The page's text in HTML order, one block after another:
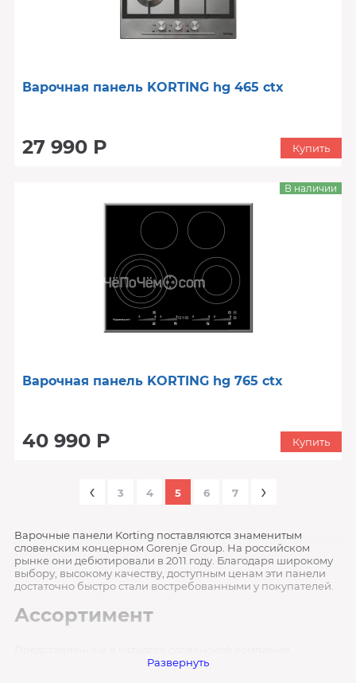
Варочная панель KORTING hg 465 ctx
27 990 Р Купить
Варочная панель KORTING hg 765 ctx
40 990 Р
В наличии
Купить
‹ 3 4 5 6 7 ›
Варочные панели Korting поставляются знаменитым
словенским концерном Gorenje Group. На российском
рынке они дебютировали в 2011 году. Благодаря широкому
выбору, высокому качеству, доступным ценам эти панели
достаточно быстро стали востребованными у покупателей.
Ассортимент
приборы различаются по следующим критериям:
Развернуть